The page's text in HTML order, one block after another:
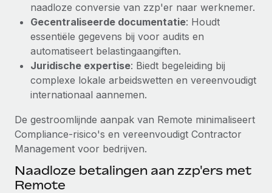
Het blijft de missie van Remote om alle soorten bedrijven
Meer informatie
Hoe Phiture 55 werknemers in 19 landen
Phiture, een toonaangevende leider in de wereldwijde
mobiele groeiadviessector, zet zich sinds 2016...
Meer informatie
naadloze conversie van zzp'er naar werknemer.
Gecentraliseerde documentatie: Houdt
essentiële gegevens bij voor audits en
automatiseert belastingaangiften.
Juridische expertise: Biedt begeleiding bij
complexe lokale arbeidswetten en vereenvoudigt
internationaal aannemen.
De gestroomlijnde aanpak van Remote minimaliseert
Compliance-risico's en vereenvoudigt Contractor
Management voor bedrijven.
Naadloze betalingen aan zzp'ers met
Remote